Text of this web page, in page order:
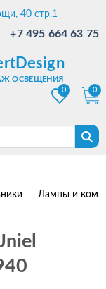
40 стр.1
+7 495 664 63 75
ОСВЕЩЕНИЯ
0
0
Лампы и